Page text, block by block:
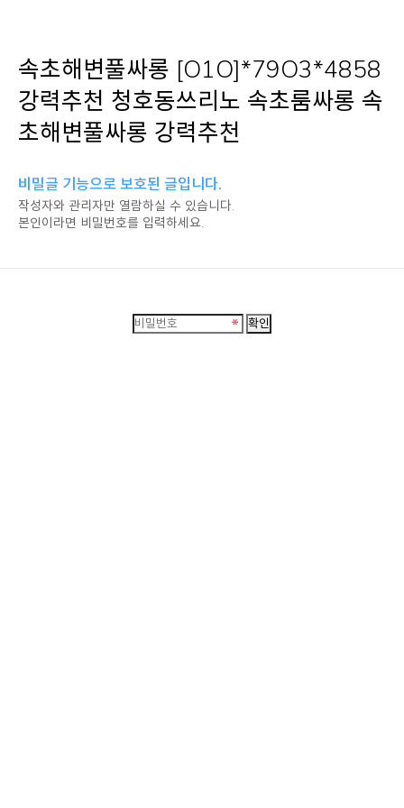
속초해변풀싸롱 [O1O]*79O3*4858
강력추천 청호동쓰리노 속초룸싸롱 속
초해변풀싸롱 강력추천
비밀글 기능으로 보호된 글입니다.
작성자와 관리자만 열람하실 수 있습니다.
본인이라면 비밀번호를 입력하세요.